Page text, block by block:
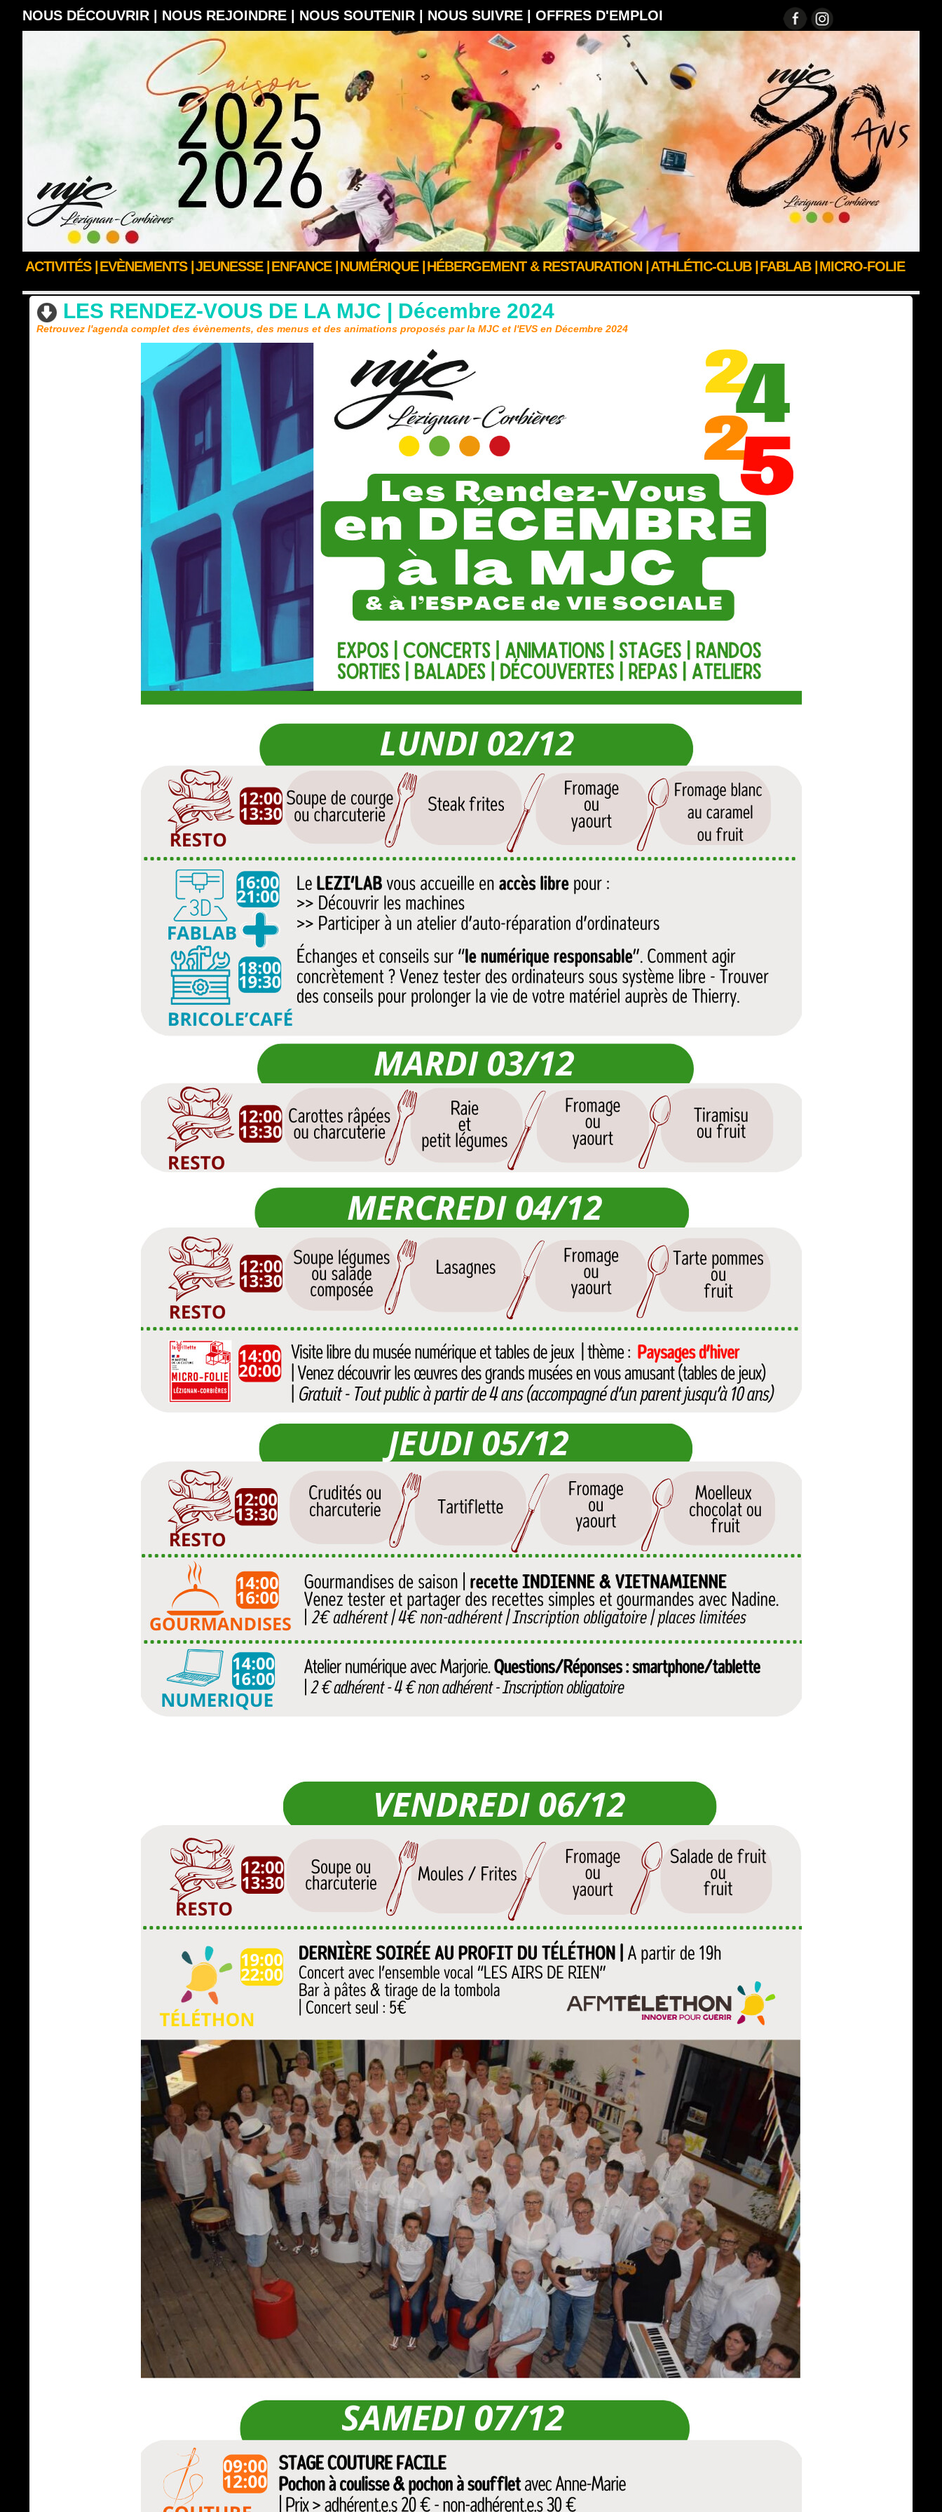
NOUS DÉCOUVRIR | NOUS REJOINDRE | NOUS SOUTENIR | NOUS SUIVRE | OFFRES D'EMPLOI
ACTIVITÉS | EVÈNEMENTS | JEUNESSE | ENFANCE | NUMÉRIQUE | HÉBERGEMENT & RESTAURATION | ATHLÉTIC-CLUB | FABLAB | MICRO-FOLIE
LES RENDEZ-VOUS DE LA MJC | Décembre 2024
Retrouvez l'agenda complet des évènements, des menus et des animations proposés par la MJC et l'EVS en Décembre 2024